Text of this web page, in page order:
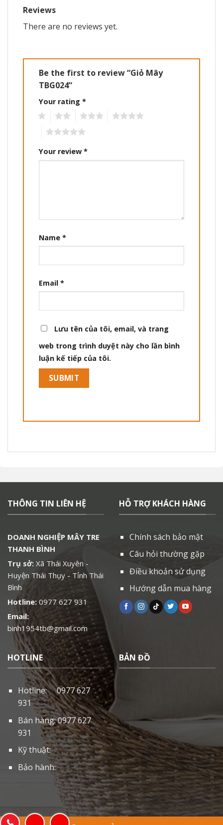
Reviews
There are no reviews yet.
Be the first to review “Giỏ Mây
TBG024”
Your rating *
Your review *
Name *
Email *
Lưu tên của tôi, email, và trang
web trong trình duyệt này cho lần bình
luận kế tiếp của tôi.
THÔNG TIN LIÊN HỆ
DOANH NGHIỆP MÂY TRE
THANH BÌNH
Trụ sở: Xã Thái Xuyên -
Huyện Thái Thụy - Tỉnh Thái
Bình
Hotline: 0977 627 931
Email:
binh1954tb@gmail.com
HỖ TRỢ KHÁCH HÀNG
Chính sách bảo mật
Câu hỏi thường gặp
Điều khoản sử dụng
Hướng dẫn mua hàng
HOTLINE
Hotline: 0977 627
931
Bán hàng: 0977 627
931
Kỹ thuật:
Bảo hành:
BẢN ĐỒ